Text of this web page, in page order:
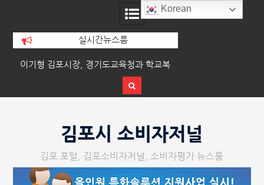
실시간뉴스룸
도교육청과 학교복
김포시, 장애인단체연합회·장애인자립생
김포시 소비자저널
김포 포털, 김포소비자저널, 소비자평가 뉴스룸
Korean